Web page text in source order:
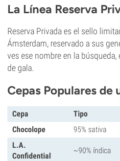
La Línea Reserva
Reserva Privada es el sello
Ámsterdam, reservado a sus
ves ese nombre en la
de gala.
Cepas Populares de
Cepa Tipo
Chocolope
95% sativa
L.A.
Confidential
~90% índica